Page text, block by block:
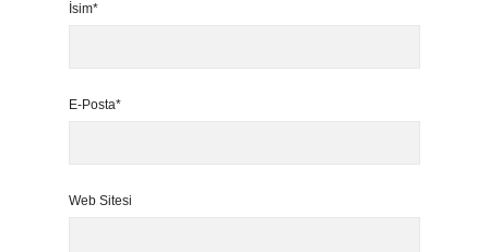
İsim*
E-Posta*
Web Sitesi